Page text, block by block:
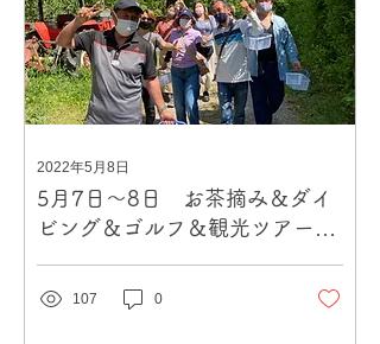
2022年5月8日
5月7日～8日 お茶摘み＆ダイ
ビング＆ゴルフ＆観光ツアーへ
107 0